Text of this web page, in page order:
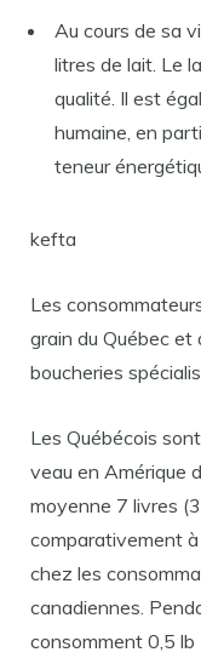
Au cours de sa
litres de lait. Le
qualité. Il est
humaine, en
teneur
kefta
Les
grain du Québec et
boucheries
Les Québécois
veau en Amérique
moyenne 7 livres
comparativement
chez les
canadiennes.
consomment 0,5